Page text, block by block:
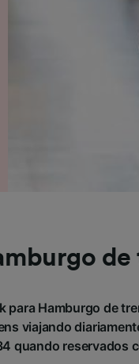
de
para Hamburgo de
viajando
quando reservados